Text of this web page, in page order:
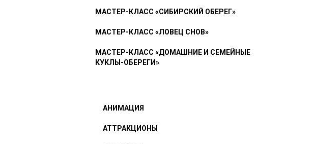
МАСТЕР-КЛАСС «СИБИРСКИЙ ОБЕРЕГ»
МАСТЕР-КЛАСС «ЛОВЕЦ СНОВ»
МАСТЕР-КЛАСС «ДОМАШНИЕ И СЕМЕЙНЫЕ
КУКЛЫ-ОБЕРЕГИ»
АНИМАЦИЯ
АТТРАКЦИОНЫ